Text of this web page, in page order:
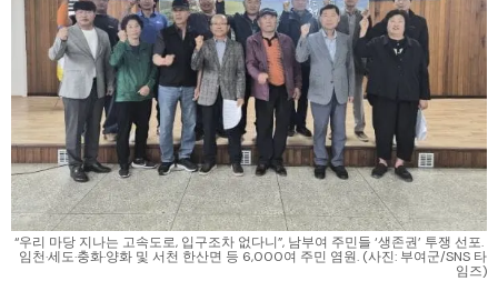
“우리 마당 지나는 고속도로, 입구조차 없다니”, 남부여 주민들 ‘생존권’ 투쟁 선포.
임천·세도·충화·양화 및 서천 한산면 등 6,000여 주민 염원. (사진: 부여군/SNS 타
임즈)